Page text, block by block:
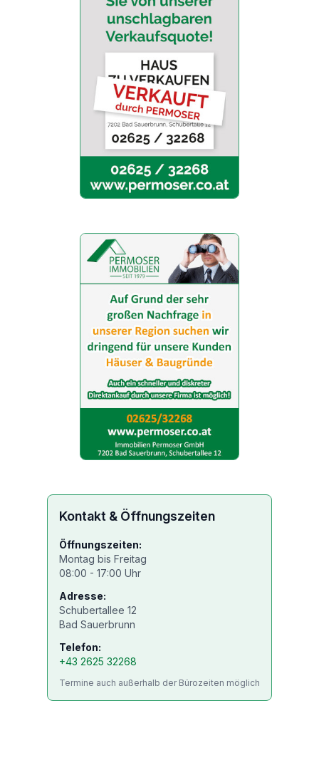
Kontakt & Öffnungszeiten
Öffnungszeiten:
Montag bis Freitag
08:00 - 17:00 Uhr
Adresse:
Schubertallee 12
Bad Sauerbrunn
Telefon:
+43 2625 32268
Termine auch außerhalb der Bürozeiten möglich